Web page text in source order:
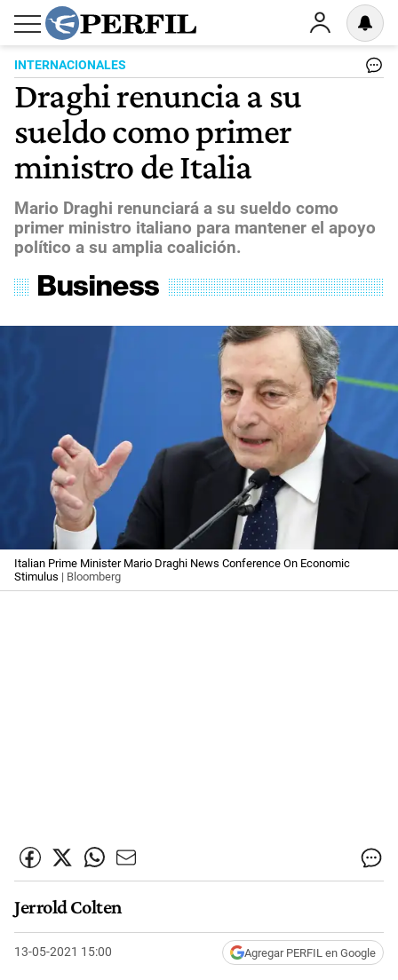
INTERNACIONALES
Draghi renuncia a su
sueldo como primer
ministro de Italia
Mario Draghi renunciará a su sueldo como
primer ministro italiano para mantener el apoyo
político a su amplia coalición.
Italian Prime Minister Mario Draghi News Conference On Economic
Stimulus | Bloomberg
Jerrold Colten
13-05-2021 15:00 Agregar PERFIL en Google